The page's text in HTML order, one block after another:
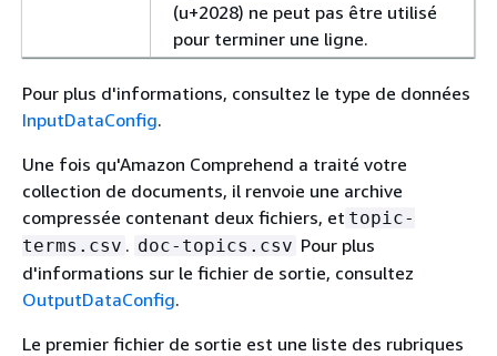
(u+2028) ne peut pas être utilisé
pour terminer une ligne.
Pour plus d'informations, consultez le type de données
InputDataConfig.
Une fois qu'Amazon Comprehend a traité votre
collection de documents, il renvoie une archive
compressée contenant deux fichiers, et topic-
terms.csv . doc-topics.csv Pour plus
d'informations sur le fichier de sortie, consultez
OutputDataConfig.
Le premier fichier de sortie est une liste des rubriques